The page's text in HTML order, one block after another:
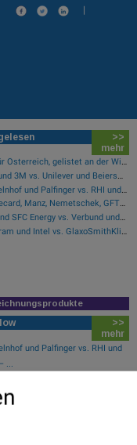
|
>>
mehr
AMCs für Österreich, gelistet an der Wiener Börse
Henkel und 3M vs. Unilever und Beiersdorf – kommentierter KW 32 Peer Group Watch Konsumgüter
Mayr-Melnhof und Palfinger vs. RHI und Andritz – kommentierter KW 32 Peer Group Watch Zykliker Österreich
Wie Wirecard, Manz, Nemetschek, GFT Technologies, SAP und Rocket Internet für Gesprächsstoff sorgten
Verbio und SFC Energy vs. Verbund und Ballard Power Systems – kommentierter KW 32 Peer Group Watch Energie
ams-Osram und Intel vs. GlaxoSmithKline und Ford Motor Co. – kommentierter KW 32 Peer Group Watch Global Innovation 1000
>>
mehr
und Palfinger vs. RHI und
...